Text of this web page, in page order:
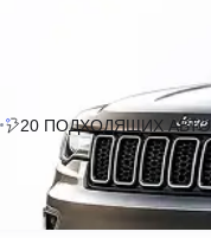
20 ПОДХОДЯЩИХ АВТО